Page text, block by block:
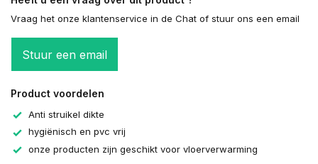
Vraag het onze klantenservice in de Chat of stuur ons een email
Stuur een email
Product voordelen
Anti struikel dikte
hygiënisch en pvc vrij
onze producten zijn geschikt voor vloerverwarming